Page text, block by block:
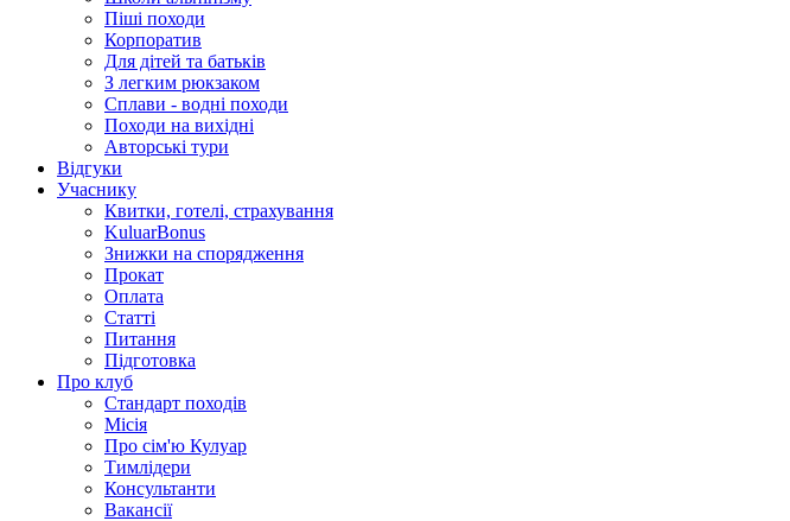
Піші походи
Корпоратив
Для дітей та батьків
З легким рюкзаком
Сплави - водні походи
Походи на вихідні
Авторські тури
Відгуки
Учаснику
Квитки, готелі, страхування
KuluarBonus
Знижки на спорядження
Прокат
Оплата
Статті
Питання
Підготовка
Про клуб
Стандарт походів
Місія
Про сім'ю Кулуар
Тимлідери
Консультанти
Вакансії